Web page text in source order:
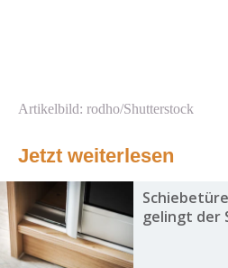
Artikelbild: rodho/Shutterstock
Jetzt weiterlesen
gelingt der